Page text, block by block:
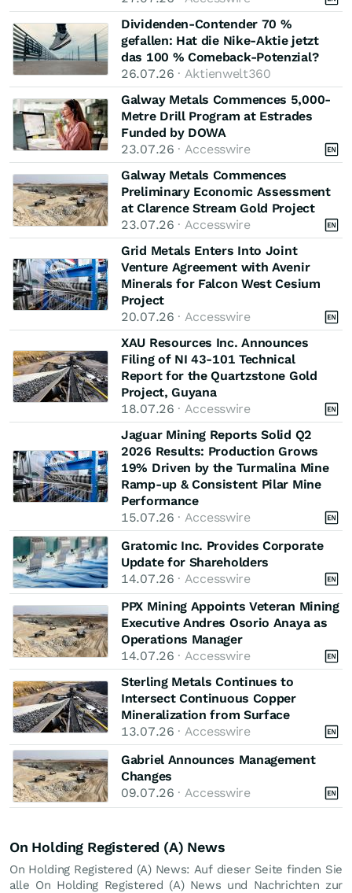
Dividenden-Contender 70 %
gefallen: Hat die Nike-Aktie jetzt
das 100 % Comeback-Potenzial?
26.07.26 · Aktienwelt360
Galway Metals Commences 5,000-
Metre Drill Program at Estrades
Funded by DOWA
23.07.26 · Accesswire
Galway Metals Commences
Preliminary Economic Assessment
at Clarence Stream Gold Project
23.07.26 · Accesswire
Grid Metals Enters Into Joint
Venture Agreement with Avenir
Minerals for Falcon West Cesium
Project
20.07.26 · Accesswire
XAU Resources Inc. Announces
Filing of NI 43-101 Technical
Report for the Quartzstone Gold
Project, Guyana
18.07.26 · Accesswire
Jaguar Mining Reports Solid Q2
2026 Results: Production Grows
19% Driven by the Turmalina Mine
Ramp-up & Consistent Pilar Mine
Performance
15.07.26 · Accesswire
Gratomic Inc. Provides Corporate
Update for Shareholders
14.07.26 · Accesswire
PPX Mining Appoints Veteran Mining
Executive Andres Osorio Anaya as
Operations Manager
14.07.26 · Accesswire
Sterling Metals Continues to
Intersect Continuous Copper
Mineralization from Surface
13.07.26 · Accesswire
Gabriel Announces Management
Changes
09.07.26 · Accesswire
On Holding Registered (A) News
On Holding Registered (A) News: Auf dieser Seite finden Sie
alle On Holding Registered (A) News und Nachrichten zur